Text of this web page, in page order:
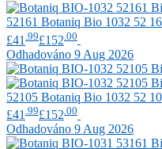
52161 Botaniq Bio 1032 52
£41 .99£152 .00
Odhadováno 9 Aug 2026
52105 Botaniq Bio 1032 52
£41 .99£152 .00
Odhadováno 9 Aug 2026